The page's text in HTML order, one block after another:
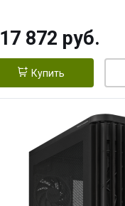
872 руб.
Купить